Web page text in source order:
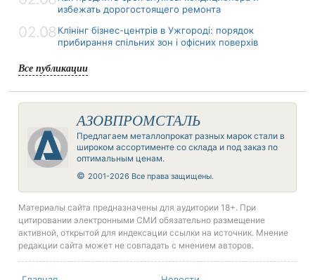
избежать дорогостоящего ремонта
02.08 Клінінг бізнес-центрів в Ужгороді: порядок
прибирання спільних зон і офісних поверхів
Все публикации
АЗОВПРОМСТАЛЬ
Предлагаем металлопрокат разных марок стали в
широком ассортименте со склада и под заказ по
оптимальным ценам.
© 2001-2026 Все права защищены.
Материалы сайта предназначены для аудитории 18+. При
цитировании электронными СМИ обязательно размещение
активной, открытой для индексации ссылки на источник. Мнение
редакции сайта может не совпадать с мнением авторов.